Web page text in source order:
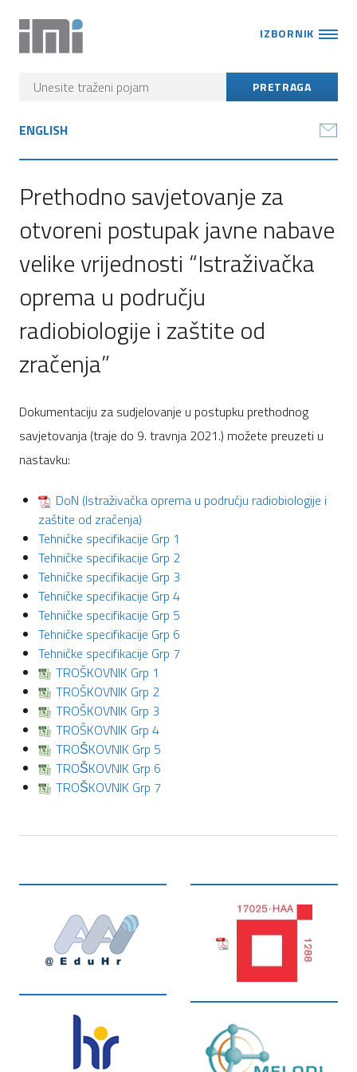
IZBORNIK
ENGLISH
Prethodno savjetovanje za
otvoreni postupak javne nabave
velike vrijednosti “Istraživačka
oprema u području
radiobiologije i zaštite od
zračenja”
Dokumentaciju za sudjelovanje u postupku prethodnog
savjetovanja (traje do 9. travnja 2021.) možete preuzeti u
nastavku:
DoN (Istraživačka oprema u području radiobiologije i
zaštite od zračenja)
Tehničke specifikacije Grp 1
Tehničke specifikacije Grp 2
Tehničke specifikacije Grp 3
Tehničke specifikacije Grp 4
Tehničke specifikacije Grp 5
Tehničke specifikacije Grp 6
Tehničke specifikacije Grp 7
TROŠKOVNIK Grp 1
TROŠKOVNIK Grp 2
TROŠKOVNIK Grp 3
TROŠKOVNIK Grp 4
TROŠKOVNIK Grp 5
TROŠKOVNIK Grp 6
TROŠKOVNIK Grp 7